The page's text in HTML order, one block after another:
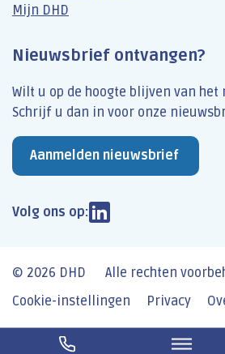
Mijn DHD
Nieuwsbrief ontvangen?
Wilt u op de hoogte blijven van het
Schrijf u dan​ in voor onze
Aanmelden nieuwsbrief
Volg ons op:
© 2026 DHD
Alle rechten
Cookie-instellingen
Privacy